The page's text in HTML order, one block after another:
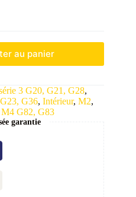
au panier
3 G20, G21, G28,
G36, Intérieur, M2,
M4 G82, G83
garantie